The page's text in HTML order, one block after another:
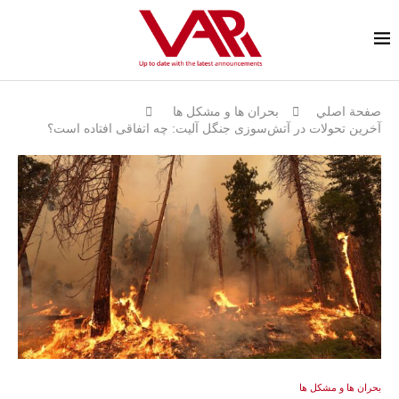
صفحة اصلي
بحران ها و مشكل ها
آخرین تحولات در آتش‌سوزی جنگل آلیت: چه اتفاقی افتاده است؟
بحران ها و مشكل ها